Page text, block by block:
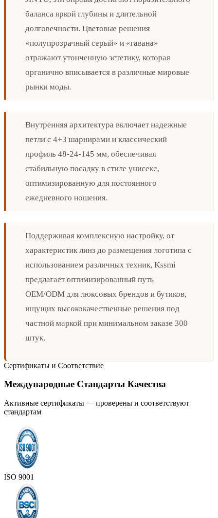
баланса яркой глубины и длительной
долговечности. Цветовые решения
«полупрозрачный серый» и «гавана»
отражают утонченную эстетику, которая
органично вписывается в различные мировые
рынки моды.
Внутренняя архитектура включает надежные
петли с 4+3 шарнирами и классический
профиль 48-24-145 мм, обеспечивая
стабильную посадку в стиле унисекс,
оптимизированную для постоянного
ежедневного ношения.
Поддерживая комплексную настройку, от
характеристик линз до размещения логотипа с
использованием различных техник, Kssmi
предлагает оптимизированный путь
OEM/ODM для люксовых брендов и бутиков,
ищущих высококачественные решения под
частной маркой при минимальном заказе 300
штук.
Сертификаты и Соответствие
Международные Стандарты Качества
Активные сертификаты — проверены и соответствуют
стандартам
ISO 9001